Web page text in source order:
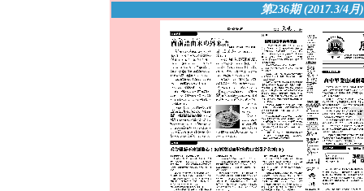
第236期 (2017.3/4月)